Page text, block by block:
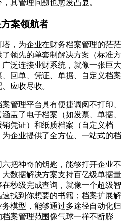
其管理问题也愈发凸显。
案领航者
，为企业在财务档案管理的茫茫
领先的单套制解决方案（标准方
泛连接业财系统，就像一张巨大
回单、凭证、单据、自定义档案
应收尽收。
管理平台具有便捷调阅不打印、
盖了电子档案（如发票、单据、
凭证）和纸质档案（自定义档
企业提供了全方位、一站式的档
把神奇的钥匙，能够打开企业不
数据解决方案支持百亿级单据量
秒级完成查询，就像一个超级智
找到你想要的书籍；档案扩展解
模型，能够通过多途径自动化归
案管理范围像气球一样不断膨